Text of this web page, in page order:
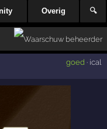
Overig 🔍
goed· ical